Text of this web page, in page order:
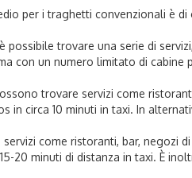
per i traghetti convenzionali è
possibile trovare una serie di
con un numero limitato di cabine
trovare servizi come
in circa 10 minuti in taxi. In
come ristoranti, bar, negozi
20 minuti di distanza in taxi. È